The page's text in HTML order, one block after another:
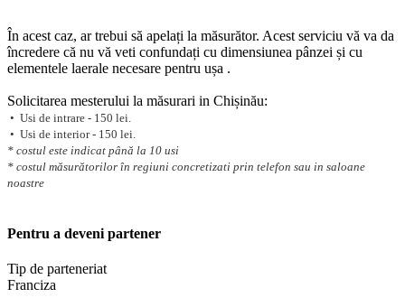
În acest caz, ar trebui să apelați la măsurător. Acest serviciu vă va da
încredere că nu vă veti confundați cu dimensiunea pânzei și cu
elementele laerale necesare pentru ușa .
Solicitarea mesterului la măsurari in Chișinău:
• Usi de intrare - 150 lei.
• Usi de interior - 150 lei.
* costul este indicat până la 10 usi
* costul măsurătorilor în regiuni concretizati prin telefon sau in saloane
noastre
Pentru a deveni partener
Tip de parteneriat
Franciza